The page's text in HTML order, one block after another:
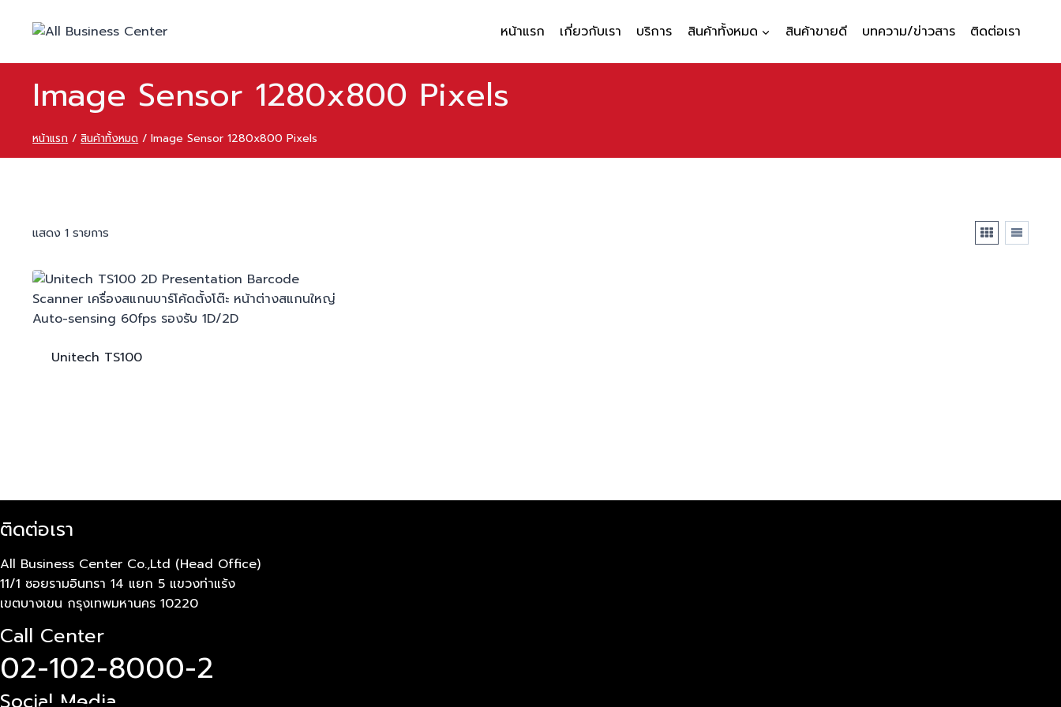
หน้าแรก เกี่ยวกับเรา บริการ สินค้าทั้งหมด สินค้าขายดี บทความ/ข่าวสาร ติดต่อเรา
Image Sensor 1280x800 Pixels
หน้าแรก / สินค้าทั้งหมด / Image Sensor 1280x800 Pixels
แสดง 1 รายการ
Unitech TS100
ติดต่อเรา
All Business Center Co.,Ltd (Head Office)
11/1 ซอยรามอินทรา 14 แยก 5 แขวงท่าแร้ง
เขตบางเขน กรุงเทพมหานคร 10220
Call Center
02-102-8000-2